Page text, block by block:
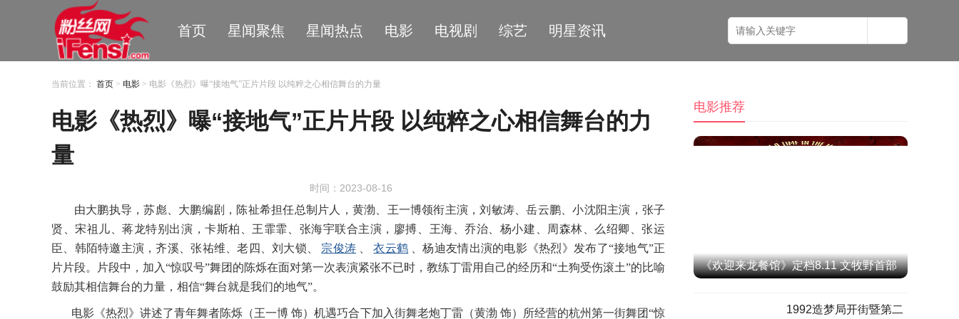
首页 星闻聚焦 星闻热点 电影 电视剧 综艺 明星资讯
当前位置： 首页 > 电影 > 电影《热烈》曝“接地气”正片片段 以纯粹之心相信舞台的力量
电影《热烈》曝“接地气”正片片段 以纯粹之心相信舞台的力
量
时间：2023-08-16
由大鹏执导，苏彪、大鹏编剧，陈祉希担任总制片人 ， 黄渤、王一博领衔主演，刘敏涛、岳云鹏、小沈阳主演，张子
贤、宋祖儿、蒋龙特别出演，卡斯柏、王霏霏、张海宇联合主演，廖搏、王海、乔治、杨小建、周森林、么绍卿、张运
臣、韩陌特邀主演，齐溪 、张祐维、老四 、刘大锁 宗俊涛 衣云鹤 、杨迪友情出演的电影《热烈》 发布了“接地气”正
片片段。片段中，加入“惊叹号”舞团的陈烁在面对第一次表演紧张不已时，教练丁雷用自己的经历和“土狗受伤滚土”的比喻
鼓励其相信舞台的力量，相信“舞台就是我们的地气”。
电影《热烈》讲述了青年舞者陈烁（王一博 饰）机遇巧合下加入街舞老炮丁雷（黄渤 饰）所经营的杭州第一街舞团“惊
电影推荐
《欢迎来龙餐馆》定档8.11 文牧野首部
1992造梦局开街暨第二